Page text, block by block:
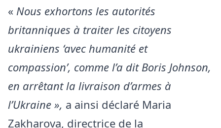
« Nous exhortons les autorités
britanniques à traiter les citoyens
ukrainiens ‘avec humanité et
compassion’, comme l’a dit Boris Johnson,
en arrêtant la livraison d’armes à
l’Ukraine », a ainsi déclaré Maria
Zakharova, directrice de la